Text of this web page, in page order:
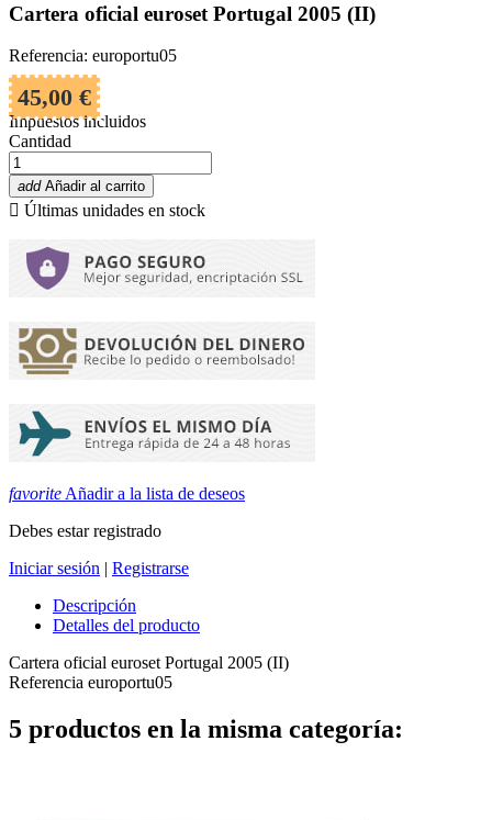
Cartera oficial euroset Portugal 2005 (II)
Referencia: europortu05
45,00 €
Impuestos incluidos
Cantidad
add Añadir al carrito
 Últimas unidades en stock
favorite Añadir a la lista de deseos
Debes estar registrado
Iniciar sesión | Registrarse
Descripción
Detalles del producto
Cartera oficial euroset Portugal 2005 (II)
Referencia europortu05
5 productos en la misma categoría: